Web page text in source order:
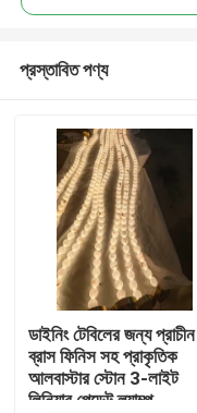
প্রস্তাবিত পণ্য
ডাইনিং টেবিলের জন্য প্রাচীন
ব্রাস ফিনিস সহ প্রাকৃতিক
আলবাস্টার স্টোন 3-লাইট
লিনিয়ার পেন্ডেন্ট ল্যাম্প